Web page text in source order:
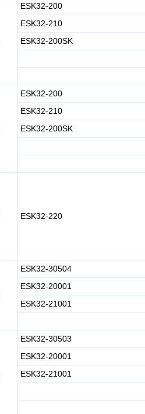
ESK32-200
ESK32-210
ESK32-200SK
ESK32-200
ESK32-210
ESK32-200SK
ESK32-220
ESK32-30504
ESK32-20001
ESK32-21001
ESK32-30503
ESK32-20001
ESK32-21001